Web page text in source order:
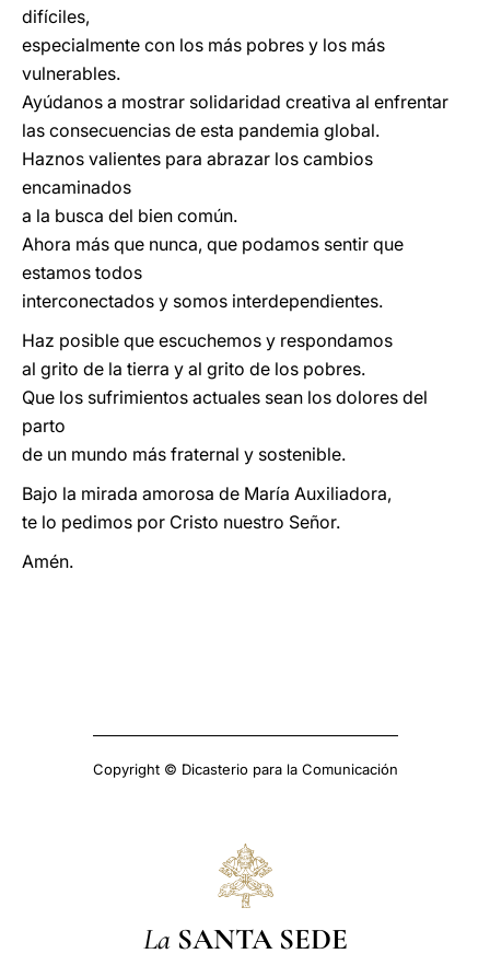
difíciles,
especialmente con los más pobres y los más
vulnerables.
Ayúdanos a mostrar solidaridad creativa al enfrentar
las consecuencias de esta pandemia global.
Haznos valientes para abrazar los cambios
encaminados
a la busca del bien común.
Ahora más que nunca, que podamos sentir que
estamos todos
interconectados y somos interdependientes.
Haz posible que escuchemos y respondamos
al grito de la tierra y al grito de los pobres.
Que los sufrimientos actuales sean los dolores del
parto
de un mundo más fraternal y sostenible.
Bajo la mirada amorosa de María Auxiliadora,
te lo pedimos por Cristo nuestro Señor.
Amén.
Copyright © Dicasterio para la Comunicación
La SANTA SEDE